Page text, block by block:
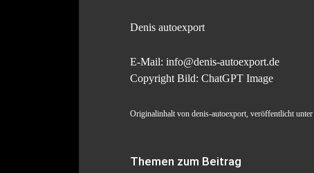
Denis autoexport
E-Mail: info@denis-autoexport.de
Copyright Bild: ChatGPT Image
Originalinhalt von denis-autoexport, veröffentlicht
Themen zum Beitrag